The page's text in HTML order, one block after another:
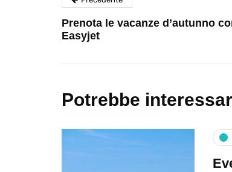
Prenota le vacanze d’autunno
Easyjet
Potrebbe